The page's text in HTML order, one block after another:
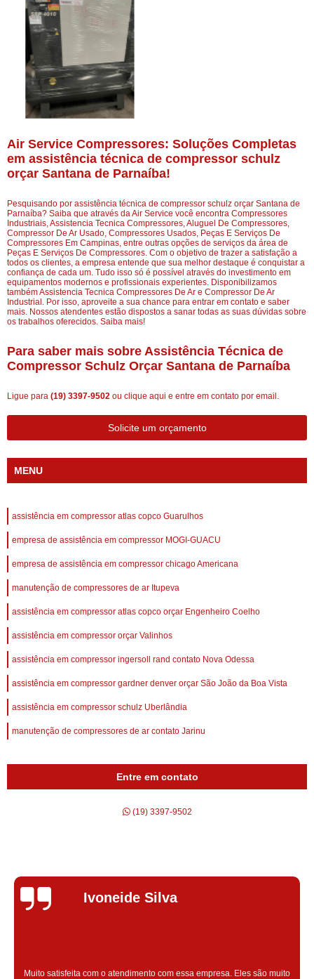
Air Service Compressores: Soluções Completas
em assistência técnica de compressor schulz
orçar Santana de Parnaíba!
Pesquisando por assistência técnica de compressor schulz orçar Santana de
Parnaíba? Saiba que através da Air Service você encontra Compressores
Industriais, Assistencia Tecnica Compressores, Aluguel De Compressores,
Compressor De Ar Usado, Compressores Usados, Peças E Serviços De
Compressores Em Campinas, entre outras opções de serviços da área de
Peças E Serviços De Compressores. Com o objetivo de trazer a satisfação a
todos os clientes, a empresa entende que sua melhor destaque é conquistar a
confiança de cada um. Tudo isso só é possível através do investimento em
equipamentos modernos e profissionais experientes. Disponibilizamos
também Assistencia Tecnica Compressores De Ar e Compressor De Ar
Industrial. Por isso, aproveite a sua chance para entrar em contato e saber
mais. Nossos atendentes estão dispostos a sanar todas as suas dúvidas sobre
os trabalhos oferecidos. Saiba mais!
Para saber mais sobre Assistência Técnica de
Compressor Schulz Orçar Santana de Parnaíba
Ligue para (19) 3397-9502 ou clique aqui e entre em contato por email.
Solicite um orçamento
MENU
assistência em compressor atlas copco Guarulhos
empresa de assistência em compressor MOGI-GUACU
empresa de assistência em compressor chicago Americana
manutenção de compressores de ar Itupeva
assistência em compressor atlas copco orçar Engenheiro Coelho
assistência em compressor orçar Valinhos
assistência em compressor ingersoll rand contato Nova Odessa
assistência em compressor gardner denver orçar São João da Boa Vista
assistência em compressor schulz Uberlândia
manutenção de compressores de ar contato Jarinu
Entre em contato
(19) 3397-9502
Silvana Alves
Super satisfeita com o serviço prestado, atendimento muito bom!